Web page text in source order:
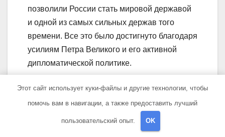
позволили России стать мировой державой
и одной из самых сильных держав того
времени. Все это было достигнуто благодаря
усилиям Петра Великого и его активной
дипломатической политике.
Вопрос-ответ:
Где и когда родился Петр?
Этот сайт использует куки-файлы и другие технологии, чтобы
помочь вам в навигации, а также предоставить лучший
пользовательский опыт. OK